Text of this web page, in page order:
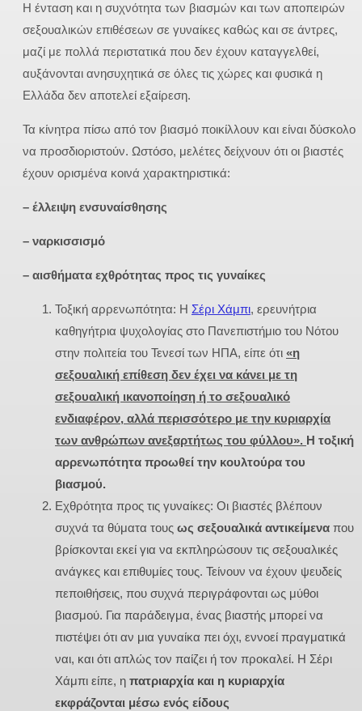
Η ένταση και η συχνότητα των βιασμών και των αποπειρών
σεξουαλικών επιθέσεων σε γυναίκες καθώς και σε άντρες,
μαζί με πολλά περιστατικά που δεν έχουν καταγγελθεί,
αυξάνονται ανησυχητικά σε όλες τις χώρες και φυσικά η
Ελλάδα δεν αποτελεί εξαίρεση.
Τα κίνητρα πίσω από τον βιασμό ποικίλλουν και είναι δύσκολο
να προσδιοριστούν. Ωστόσο, μελέτες δείχνουν ότι οι βιαστές
έχουν ορισμένα κοινά χαρακτηριστικά:
– έλλειψη ενσυναίσθησης
– ναρκισσισμό
– αισθήματα εχθρότητας προς τις γυναίκες
Τοξική αρρενωπότητα: Η Σέρι Χάμπι, ερευνήτρια
καθηγήτρια ψυχολογίας στο Πανεπιστήμιο του Νότου
στην πολιτεία του Τενεσί των ΗΠΑ, είπε ότι «η
σεξουαλική επίθεση δεν έχει να κάνει με τη
σεξουαλική ικανοποίηση ή το σεξουαλικό
ενδιαφέρον, αλλά περισσότερο με την κυριαρχία
των ανθρώπων ανεξαρτήτως του φύλλου». Η τοξική
αρρενωπότητα προωθεί την κουλτούρα του
βιασμού.
Εχθρότητα προς τις γυναίκες: Οι βιαστές βλέπουν
συχνά τα θύματα τους ως σεξουαλικά αντικείμενα που
βρίσκονται εκεί για να εκπληρώσουν τις σεξουαλικές
ανάγκες και επιθυμίες τους. Τείνουν να έχουν ψευδείς
πεποιθήσεις, που συχνά περιγράφονται ως μύθοι
βιασμού. Για παράδειγμα, ένας βιαστής μπορεί να
πιστέψει ότι αν μια γυναίκα πει όχι, εννοεί πραγματικά
ναι, και ότι απλώς τον παίζει ή τον προκαλεί. Η Σέρι
Χάμπι είπε, η πατριαρχία και η κυριαρχία
εκφράζονται μέσω ενός είδους